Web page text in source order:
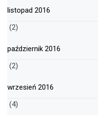
listopad 2016
(2)
październik 2016
(2)
wrzesień 2016
(4)